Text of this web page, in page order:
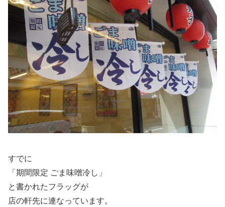
すでに
「期間限定 ごま味噌冷し」
と書かれたフラッグが
店の軒先に連なっています。